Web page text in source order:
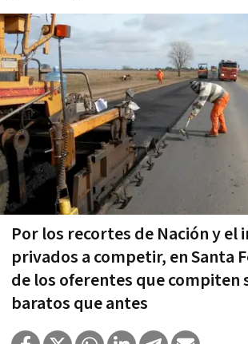
Por los recortes de Nación y el
privados a competir, en Santa
de los oferentes que compiten
baratos que antes